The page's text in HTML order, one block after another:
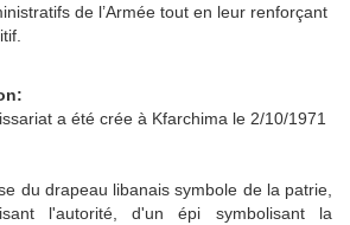
de l’Armée tout en leur renforçant
a été crée à Kfarchima le 2/10/1971
du drapeau libanais symbole de la patrie,
l'autorité, d'un épi symbolisant la